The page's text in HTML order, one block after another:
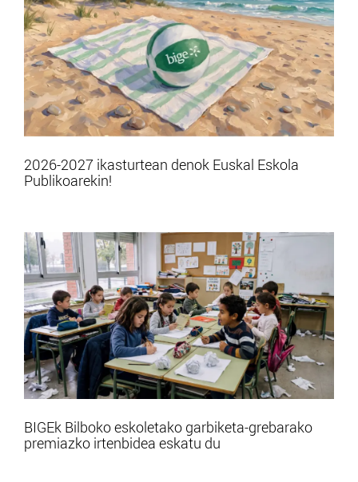
2026-2027 ikasturtean denok Euskal Eskola
Publikoarekin!
BIGEk Bilboko eskoletako garbiketa-grebarako
premiazko irtenbidea eskatu du